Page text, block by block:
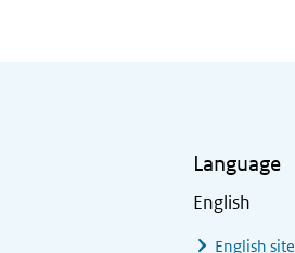
Language
English
English site